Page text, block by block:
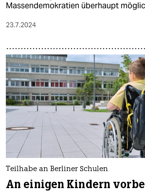
Massendemokratien überhaupt
23.7.2024
Teilhabe an Berliner Schulen
An einigen Kindern